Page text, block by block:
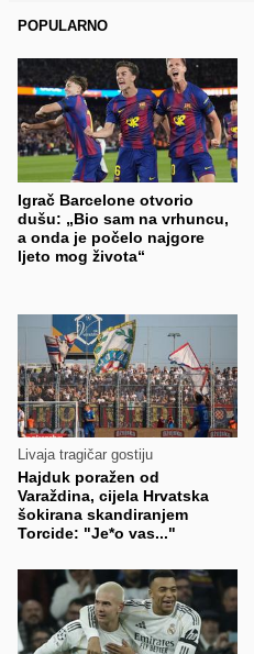
POPULARNO
Igrač Barcelone otvorio
dušu: „Bio sam na vrhuncu,
a onda je počelo najgore
ljeto mog života“
Livaja tragičar gostiju
Hajduk poražen od
Varaždina, cijela Hrvatska
šokirana skandiranjem
Torcide: "Je*o vas..."